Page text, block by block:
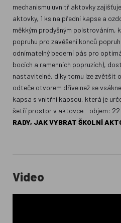
mechanismu uvnitř aktovky
aktovky, 1 ks na přední kapse a
měkkým prodyšným polstrováním,
popruhu pro zavěšení konců
odnímatelný bederní pás pro
bocích a ramenních popruzích),
nastavitelné, díky tomu lze zvětšit
odteče otvorem dříve než se
kapsa s vnitřní kapsou, která je
šetří prostor v aktovce - objem: 22
RADY, JAK VYBRAT ŠKOLNÍ
Video